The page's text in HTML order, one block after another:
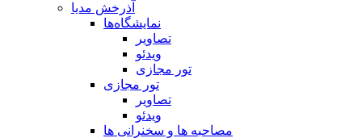
آذرخش مدیا
نمایشگاه‌ها
تصاویر
ویدئو
تور مجازی
تور مجازی
تصاویر
ویدئو
مصاحبه ها و سخنرانی ها